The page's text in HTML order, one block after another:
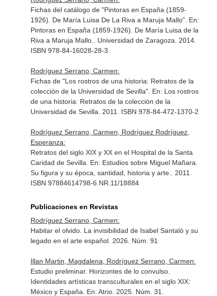
Fichas del catálogo de "Pintoras en España (1859-
1926). De María Luisa De La Riva a Maruja Mallo". En:
Pintoras en España (1859-1926). De María Luisa de la
Riva a Maruja Mallo.
. Universidad de Zaragoza. 2014.
ISBN 978-84-16028-28-3
Rodríguez Serrano, Carmen:
Fichas de "Los rostros de una historia: Retratos de la
colección de la Universidad de Sevilla". En: Los rostros
de una historia: Retratos de la colección de la
Universidad de Sevilla . 2011. ISBN 978-84-472-1370-2
Rodríguez Serrano, Carmen, Rodríguez Rodríguez,
Esperanza:
Retratos del siglo XIX y XX en el Hospital de la Santa
Caridad de Sevilla. En: Estudios sobre Miguel Mañara.
Su figura y su época, santidad, historia y arte.
. 2011.
ISBN 97884614798-6 NR.11/18884
Publicaciones en Revistas
Rodríguez Serrano, Carmen:
Habitar el olvido. La invisibilidad de Isabel Santaló y su
legado en el arte español. 2026. Núm. 91
Illan Martin, Magdalena, Rodríguez Serrano, Carmen:
Estudio preliminar. Horizontes de lo convulso.
Identidades artísticas transculturales en el siglo XIX:
México y España. En: Atrio. 2025. Núm. 31.